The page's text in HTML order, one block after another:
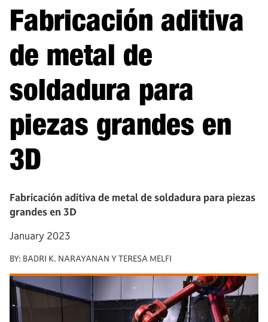
Fabricación aditiva
de metal de
soldadura para
piezas grandes en
3D
Fabricación aditiva de metal de soldadura para piezas
grandes en 3D
January 2023
BY: BADRI K. NARAYANAN Y TERESA MELFI